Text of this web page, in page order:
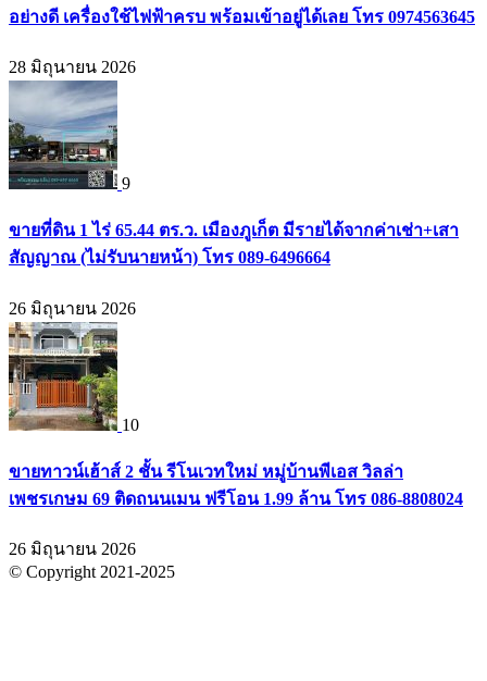
อย่างดี เครื่องใช้ไฟฟ้าครบ พร้อมเข้าอยู่ได้เลย โทร 0974563645
28 มิถุนายน 2026
9
ขายที่ดิน 1 ไร่ 65.44 ตร.ว. เมืองภูเก็ต มีรายได้จากค่าเช่า+เสา
สัญญาณ (ไม่รับนายหน้า) โทร 089-6496664
26 มิถุนายน 2026
10
ขายทาวน์เฮ้าส์ 2 ชั้น รีโนเวทใหม่ หมู่บ้านพีเอส วิลล่า
เพชรเกษม 69 ติดถนนเมน ฟรีโอน 1.99 ล้าน โทร 086-8808024
26 มิถุนายน 2026
© Copyright 2021-2025